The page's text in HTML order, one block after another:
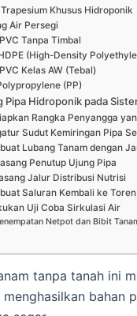
Khusus Hidroponik
Air Persegi
Tanpa Timbal
(High-Density
Kelas AW (Tebal)
(PP)
Pipa Hidroponik pada
Rangka Penyangga
Sudut Kemiringan Pipa
Lubang Tanam dengan
Penutup Ujung Pipa
Jalur Distribusi Nutrisi
Saluran Kembali ke Toren
Uji Coba Sirkulasi Air
Netpot dan Bibit
tanpa tanah ini
bahan